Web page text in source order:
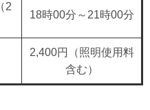
2
18時00分～21時00分
2,400円（照明使用料
含む）